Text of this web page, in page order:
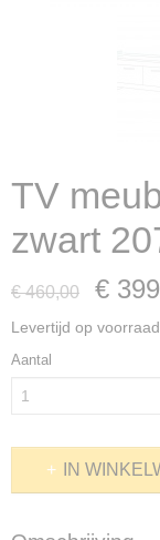
TV
zwart
€ 460,00 €
Levertijd op voorraad
Aantal
IN